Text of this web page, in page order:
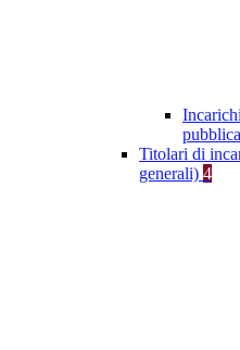
Titolari di
generali) 4